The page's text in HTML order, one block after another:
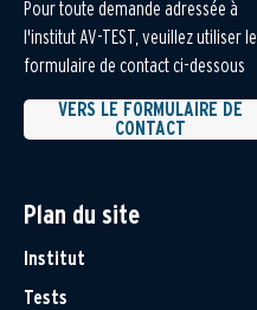
Pour toute demande adressée à
l'institut AV-TEST, veuillez utiliser le
formulaire de contact ci-dessous
VERS LE FORMULAIRE DE
CONTACT
Plan du site
Institut
Tests